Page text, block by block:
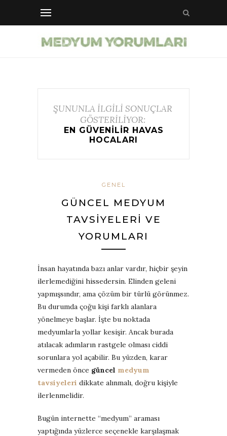
ŞUNUNLA İLGİLİ SONUÇLAR
GÖSTERİLİYOR:
EN GÜVENILIR HAVAS
HOCALARI
GENEL
GÜNCEL MEDYUM
TAVSIYELERI VE
YORUMLARI
İnsan hayatında bazı anlar vardır, hiçbir şeyin
ilerlemediğini hissedersin. Elinden geleni
yapmışsındır, ama çözüm bir türlü görünmez.
Bu durumda çoğu kişi farklı alanlara
yönelmeye başlar. İşte bu noktada
medyumlarla yollar kesişir. Ancak burada
atılacak adımların rastgele olması ciddi
sorunlara yol açabilir. Bu yüzden, karar
vermeden önce güncel medyum
tavsiyeleri dikkate alınmalı, doğru kişiyle
ilerlenmelidir.
Bugün internette “medyum” araması
yaptığında yüzlerce seçenekle karşılaşmak